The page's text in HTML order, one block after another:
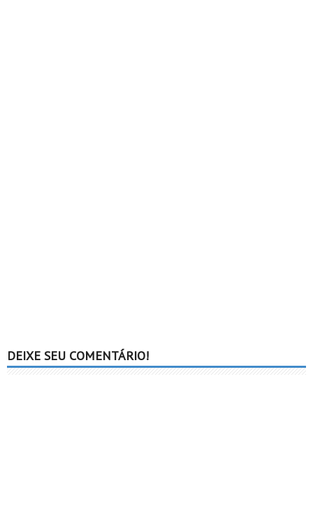
DEIXE SEU COMENTÁRIO!